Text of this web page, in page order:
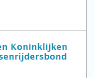
Koninklijken